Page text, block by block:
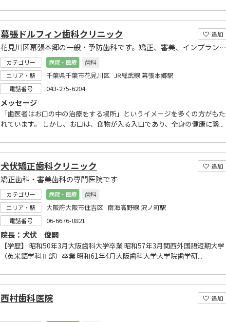
追加
幕張ドルフィン歯科クリニック
花見川区幕張本郷の一般・予防歯科です。矯正、審美、インプラントのご相談はお気軽にどうぞ。
カテゴリー 病院・医療
歯科
エリア・駅
千葉県千葉市花見川区 JR総武線 幕張本郷駅
電話番号 043-275-6204
メッセージ
「歯医者はお口の中の治療をする場所」というイメージを多くの方がもた
れています。 しかし、お口は、食物が入る入口であり、全身の健康に繋...
追加
犬伏矯正歯科クリニック
矯正歯科・審美歯科の専門医院です
カテゴリー 病院・医療
歯科
エリア・駅
大阪府大阪市住吉区 南海高野線 沢ノ町駅
電話番号 06-6676-0821
院長：犬伏 俊嗣
【学歴】 昭和50年3月大阪歯科大学卒業 昭和57年3月関西外国語短期大学
（英米語学科Ⅱ部）卒業 昭和61年4月大阪歯科大学大学院歯学研...
追加
西村歯科医院